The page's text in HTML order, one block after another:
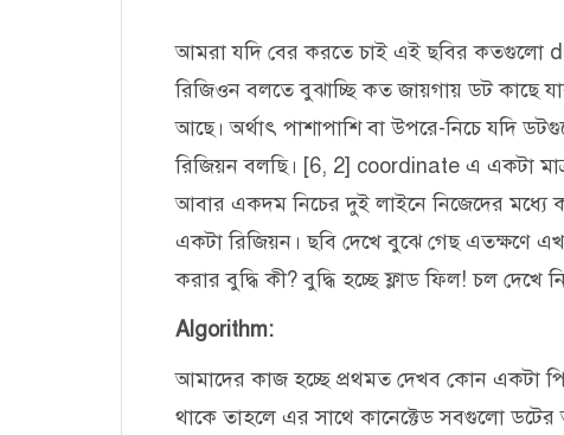
আমরা যদি বের করতে চাই এই ছবির কতগুলো
রিজিওন বলতে বুঝাচ্ছি কত জায়গায় ডট কাছে
আছে। অর্থাৎ পাশাপাশি বা উপরে-নিচে যদি
রিজিয়ন বলছি। [6, 2] coordinate এ একটা
আবার একদম নিচের দুই লাইনে নিজেদের মধ্যে
একটা রিজিয়ন। ছবি দেখে বুঝে গেছ এতক্ষণে
করার বুদ্ধি কী? বুদ্ধি হচ্ছে ফ্লাড ফিল! চল দেখে
Algorithm:
আমাদের কাজ হচ্ছে প্রথমত দেখব কোন একটা
থাকে তাহলে এর সাথে কানেক্টেড সবগুলো ডটের